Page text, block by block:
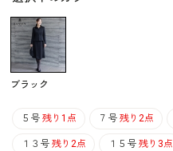
ブラック
５号 残り1点 ７号 残り2点
１３号 残り2点 １５号 残り3点